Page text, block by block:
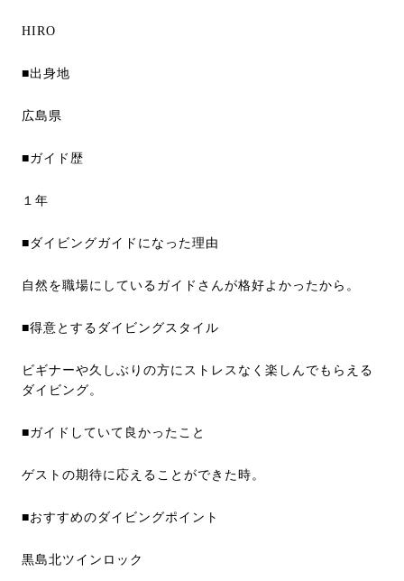
HIRO
■出身地
広島県
■ガイド歴
１年
■ダイビングガイドになった理由
自然を職場にしているガイドさんが格好よかったから。
■得意とするダイビングスタイル
ビギナーや久しぶりの方にストレスなく楽しんでもらえる
ダイビング。
■ガイドしていて良かったこと
ゲストの期待に応えることができた時。
■おすすめのダイビングポイント
黒島北ツインロック